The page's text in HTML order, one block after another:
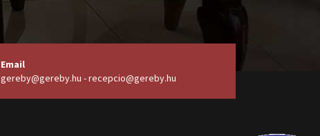
Email
gereby@gereby.hu - recepcio@gereby.hu